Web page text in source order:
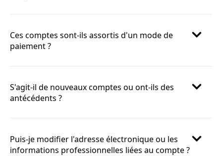
Ces comptes sont-ils assortis d'un mode de
paiement ?
S'agit-il de nouveaux comptes ou ont-ils des
antécédents ?
Puis-je modifier l'adresse électronique ou les
informations professionnelles liées au compte ?